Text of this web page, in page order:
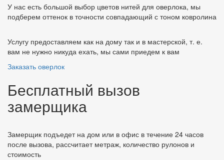
У нас есть большой выбор цветов нитей для оверлока, мы
подберем оттенок в точности совпадающий с тоном ковролина
Услугу предоставляем как на дому так и в мастерской, т. е.
вам не нужно никуда ехать, мы сами приедем к вам
Заказать оверлок
Бесплатный вызов
замерщика
Замерщик подъедет на дом или в офис в течение 24 часов
после вызова, рассчитает метраж, количество рулонов и
стоимость